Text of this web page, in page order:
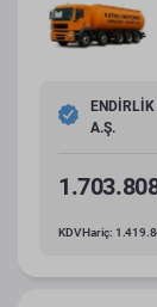
A.Ş.
KDV Hariç: